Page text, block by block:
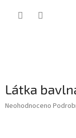
Látka
Průměrné
Neohodnoceno